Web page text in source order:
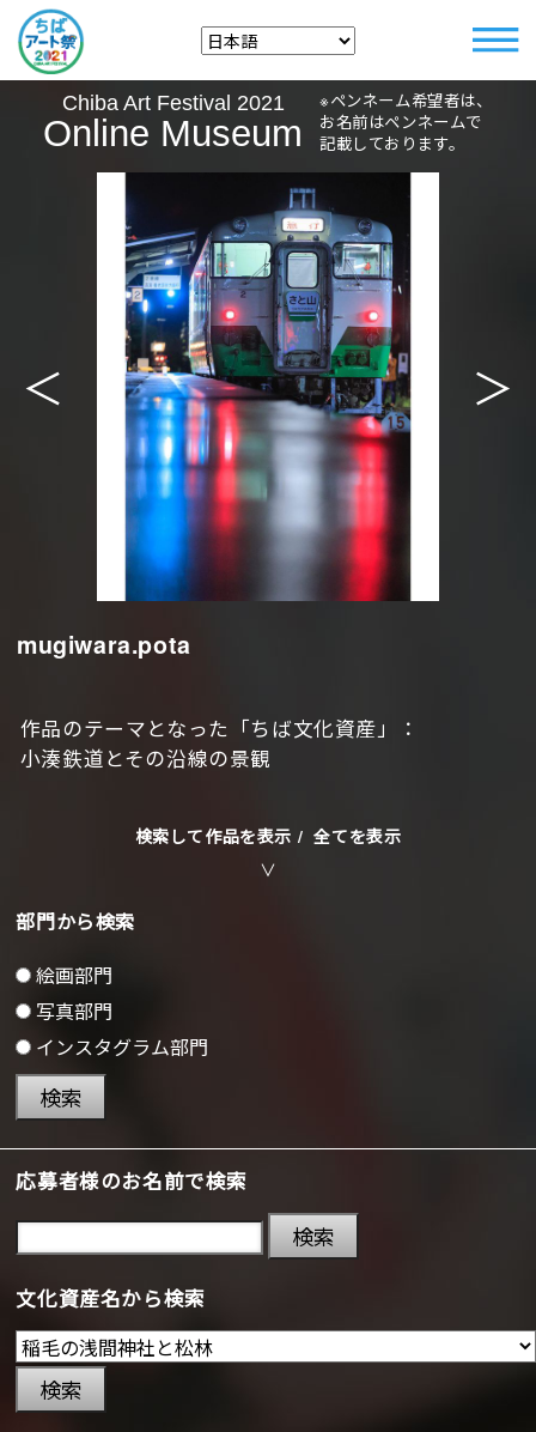
Chiba Art Festival 2021
Online Museum
※ペンネーム希望者は、
お名前はペンネームで
記載しております。
＜ ＞
mugiwara.pota
作品のテーマとなった「ちば文化資産」：
小湊鉄道とその沿線の景観
検索して作品を表示 / 全てを表示
部門から検索
絵画部門
写真部門
インスタグラム部門
検索
応募者様のお名前で検索
検索
文化資産名から検索
検索